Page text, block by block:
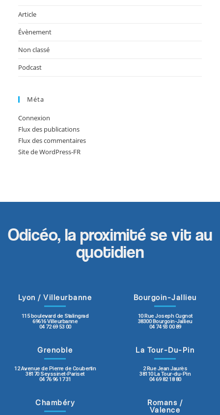
Article
Évènement
Non classé
Podcast
Méta
Connexion
Flux des publications
Flux des commentaires
Site de WordPress-FR
Odicéo, la proximité se vit au
quotidien
Lyon / Villeurbanne
115 boulevard de Stalingrad
69616 Villeurbanne
04 72 69 53 00
Bourgoin-Jallieu
10 Rue Joseph Cugnot
38300 Bourgoin-Jallieu
04 74 93 00 89
Grenoble
12 Avenue de Pierre de Coubertin
38170 Seyssinet-Pariset
04 76 96 17 31
La Tour-Du-Pin
2 Rue Jean Jaurès
38110 La Tour-du-Pin
04 69 82 18 80
Chambéry Romans /
Valence